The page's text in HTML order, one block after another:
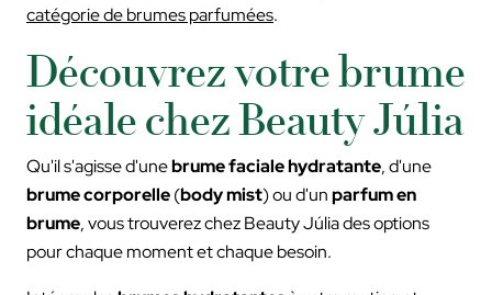
catégorie de brumes parfumées.
Découvrez votre brume
idéale chez Beauty Júlia
Qu'il s'agisse d'unebrume faciale hydratante, d'une
brume corporelle(body mist) ou d'unparfum en
brume, vous trouverez chez Beauty Júlia des options
pour chaque moment et chaque besoin.